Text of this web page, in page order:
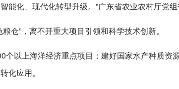
化、现代化转型升级。”广东省农业农村厅党组
仓”，离不开重大项目引领和科学技术创新。
个以上海洋经济重点项目；建好国家水产种质资
化应用。